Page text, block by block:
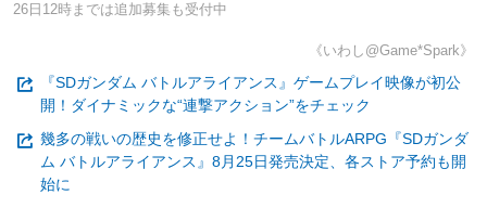
26日12時までは追加募集も受付中
《いわし@Game*Spark》
『SDガンダム バトルアライアンス』ゲームプレイ映像が初公
開！ダイナミックな“連撃アクション”をチェック
幾多の戦いの歴史を修正せよ！チームバトルARPG『SDガンダ
ム バトルアライアンス』8月25日発売決定、各ストア予約も開
始に